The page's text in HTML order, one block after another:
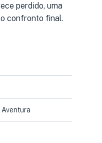
perdido, uma
confronto final.
Aventura